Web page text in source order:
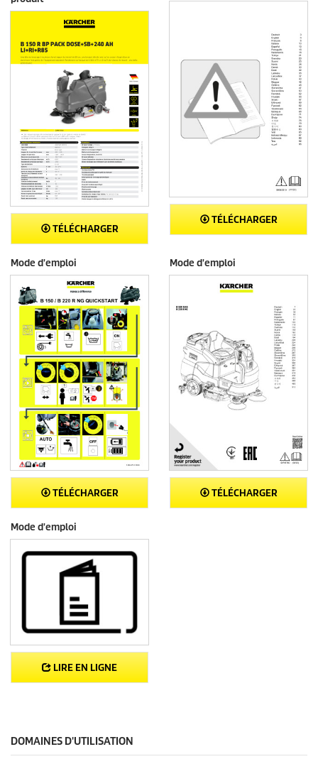
TÉLÉCHARGER
TÉLÉCHARGER
Mode d'emploi
TÉLÉCHARGER
Mode d'emploi
TÉLÉCHARGER
Mode d'emploi
LIRE EN LIGNE
DOMAINES D'UTILISATION